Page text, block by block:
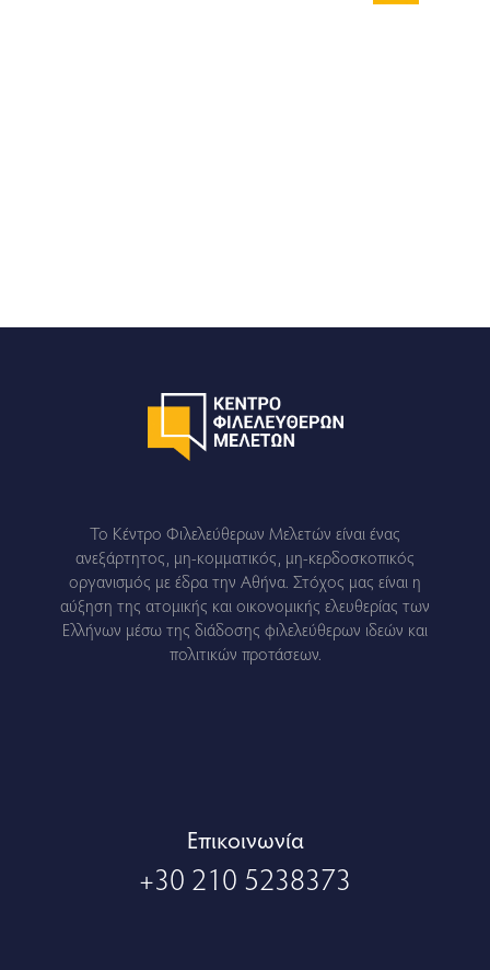
Το Κέντρο Φιλελεύθερων Μελετών είναι ένας
ανεξάρτητος, μη-κομματικός, μη-κερδοσκοπικός
οργανισμός με έδρα την Αθήνα. Στόχος μας είναι η
αύξηση της ατομικής και οικονομικής ελευθερίας των
Ελλήνων μέσω της διάδοσης φιλελεύθερων ιδεών και
πολιτικών προτάσεων.
Eπικοινωνία
+30 210 5238373